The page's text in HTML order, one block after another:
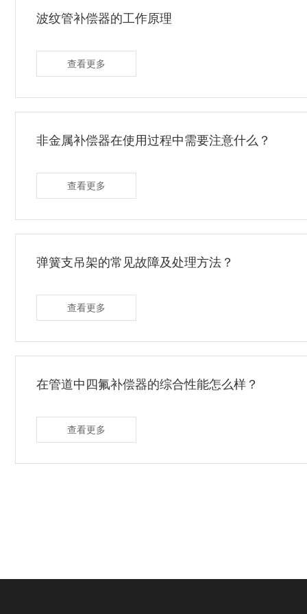
波纹管补偿器的工作原理
查看更多
非金属补偿器在使用过程中需要注意什么？
查看更多
弹簧支吊架的常见故障及处理方法？
查看更多
在管道中四氟补偿器的综合性能怎么样？
查看更多